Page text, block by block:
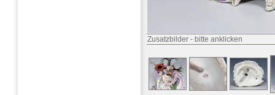
Zusatzbilder - bitte anklicken